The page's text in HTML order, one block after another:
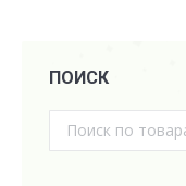
ПОИСК